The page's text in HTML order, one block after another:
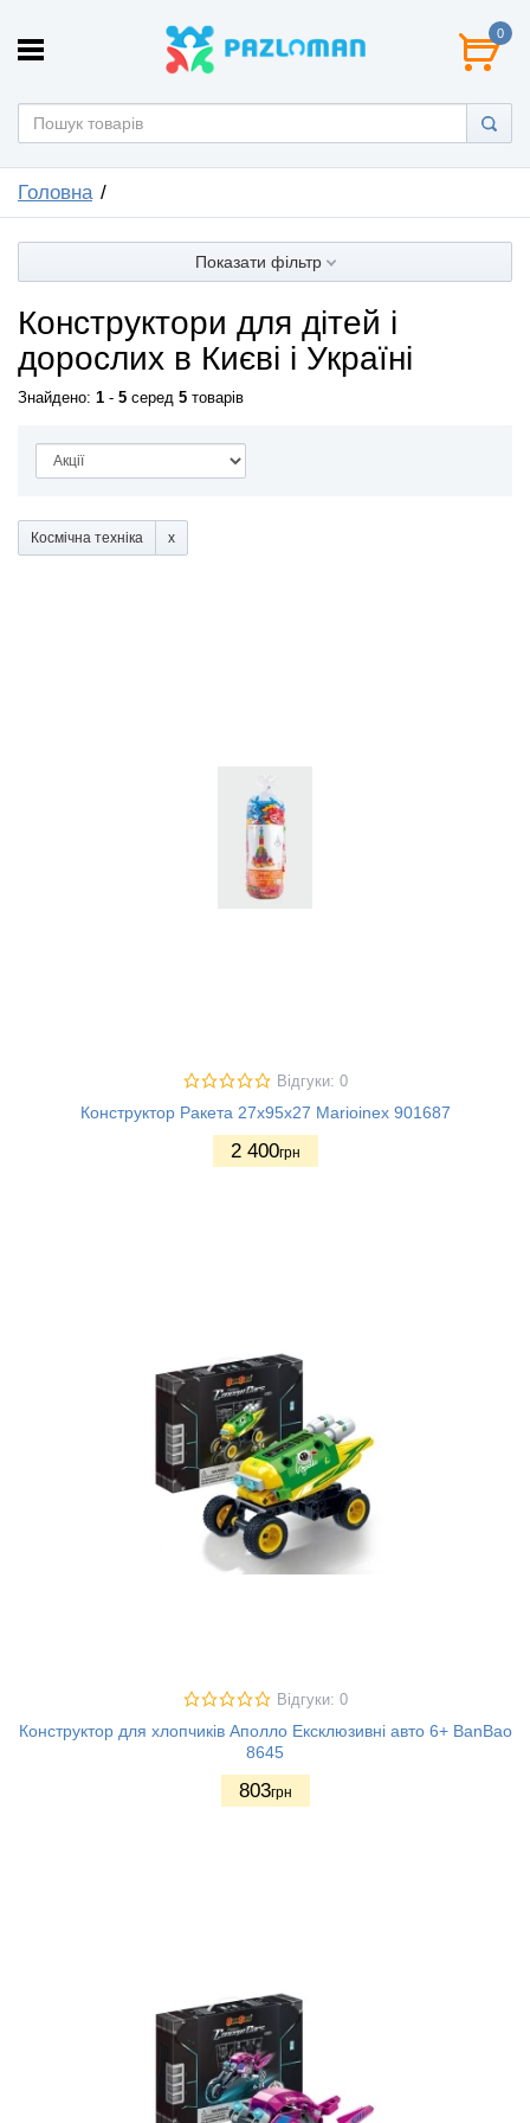
0
Головна
Показати фільтр
Конструктори для дітей і
дорослих в Києві і Україні
Знайдено: 1 - 5 серед 5 товарів
Космічна техніка
Відгуки: 0
Конструктор Ракета 27х95х27 Marioinex 901687
2 400грн
Відгуки: 0
Конструктор для хлопчиків Аполло Ексклюзивні авто 6+ BanBao
8645
803грн